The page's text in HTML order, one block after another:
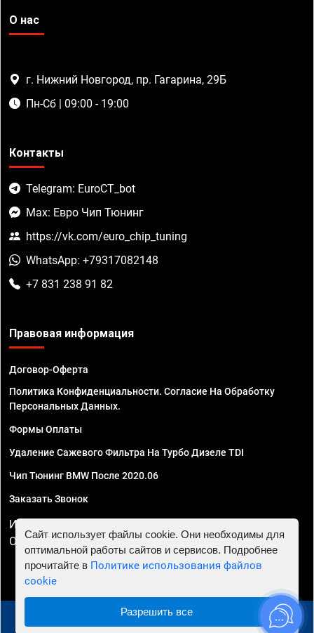
О нас
г. Нижний Новгород, пр. Гагарина, 29Б
Пн-Сб | 09:00 - 19:00
Контакты
Telegram: EuroCT_bot
Max: Евро Чип Тюнинг
https://vk.com/euro_chip_tuning
WhatsApp: +79317082148
+7 831 238 91 82
Правовая информация
Договор-Оферта
Политика Конфиденциальности. Согласие На Обработку
Персональных Данных.
Формы Оплаты
Удаление Сажевого Фильтра На Турбо Дизеле TDI
Чип Тюнинг BMW После 2020.06
Заказать Звонок
ИП Смирнов Георгий Павлович. ИНН 781302555843,
ОГРНИП 324470400032610
© 2010 - 2026 Чип тюнинг в Нижнем Новгороде -
Сайт использует файлы cookie. Они необходимы для
оптимальной работы сайтов и сервисов. Подробнее
прочитайте в Политике использования файлов
cookie
Разрешить все